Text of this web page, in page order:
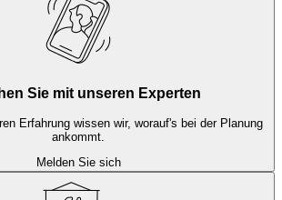
Sie mit unseren Experten
Erfahrung wissen wir, worauf's bei der Planung
ankommt.
Melden Sie sich